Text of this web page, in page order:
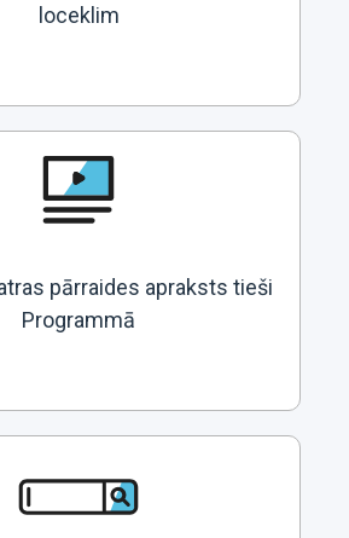
loceklim
pārraides apraksts tieši
Programmā